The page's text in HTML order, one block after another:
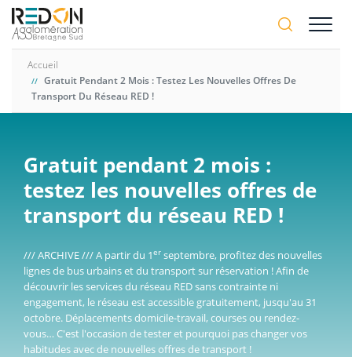
Aller
contenu
Accueil
Gratuit Pendant 2 Mois : Testez Les Nouvelles Offres De
Transport Du Réseau RED !
Gratuit pendant 2 mois :
testez les nouvelles offres de
transport du réseau RED !
/// ARCHIVE /// A partir du 1er septembre, profitez des nouvelles
lignes de bus urbains et du transport sur réservation ! Afin de
découvrir les services du réseau RED sans contrainte ni
engagement, le réseau est accessible gratuitement, jusqu'au 31
octobre. Déplacements domicile-travail, courses ou rendez-
vous… C'est l'occasion de tester et pourquoi pas changer vos
habitudes avec de nouvelles offres de transport !